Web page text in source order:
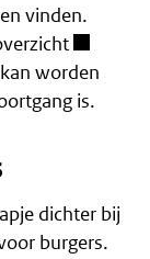
vinden.
worden
is.
dichter bij
burgers.